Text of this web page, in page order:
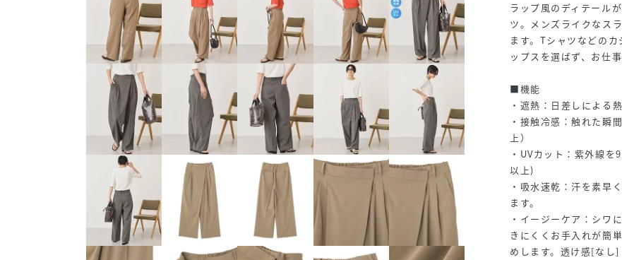
ラップ風のディテール
ツ。メンズライクなス
ます。Tシャツなどの
ップスを選ばず、お仕
■機能
・遮熱：日差しによる
・接触冷感：触れた
上）
・UVカット：紫外線
以上)
・吸水速乾：汗を素早
ます。
・イージーケア：シワ
きにくくお手入れが簡
めします。透け感[なし]